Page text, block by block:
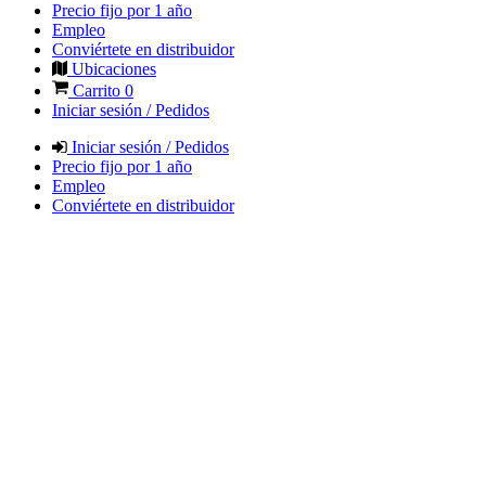
Precio fijo por 1 año
Empleo
Conviértete en distribuidor
Ubicaciones
Carrito 0
Iniciar sesión / Pedidos
Iniciar sesión / Pedidos
Precio fijo por 1 año
Empleo
Conviértete en distribuidor